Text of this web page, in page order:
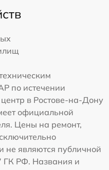
по истечении
в Ростове-на-Дону
официальной
Цены на ремонт,
не являются публичной
ГК РФ. Названия и